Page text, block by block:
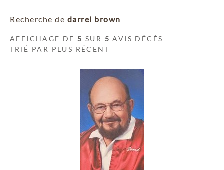
Recherche de darrel brown
AFFICHAGE DE 5 SUR 5 AVIS DÉCÈS
TRIÉ PAR PLUS RÉCENT